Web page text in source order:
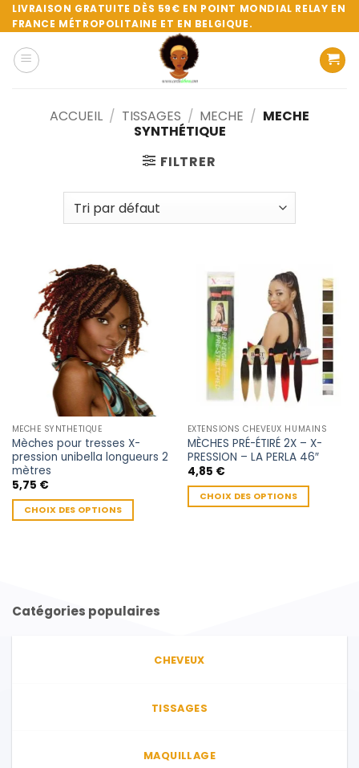
Passer
au
contenu
LIVRAISON GRATUITE DÈS 59€ EN POINT MONDIAL RELAY EN
FRANCE MÉTROPOLITAINE ET EN BELGIQUE.
ACCUEIL / TISSAGES / MECHE / MECHE
SYNTHÉTIQUE
FILTRER
MECHE SYNTHÉTIQUE
Mèches pour tresses X-
pression unibella longueurs 2
mètres
5,75 €
CHOIX DES OPTIONS
Les
EXTENSIONS CHEVEUX HUMAINS
MÈCHES PRÉ-ÉTIRÉ 2X – X-
PRESSION – LA PERLA 46″
4,85 €
CHOIX DES OPTIONS
choisies
produit
Catégories populaires
CHEVEUX
TISSAGES
MAQUILLAGE